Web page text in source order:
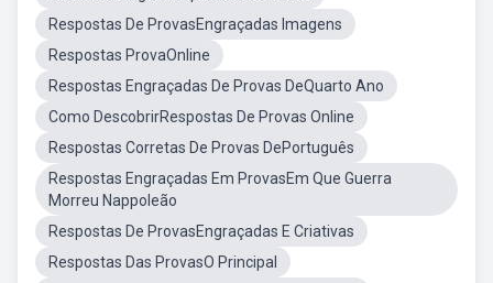
Respostas De ProvasEngraçadas Imagens
Respostas ProvaOnline
Respostas Engraçadas De Provas DeQuarto Ano
Como DescobrirRespostas De Provas Online
Respostas Corretas De Provas DePortuguês
Respostas Engraçadas Em ProvasEm Que Guerra
Morreu Nappoleão
Respostas De ProvasEngraçadas E Criativas
Respostas Das ProvasO Principal